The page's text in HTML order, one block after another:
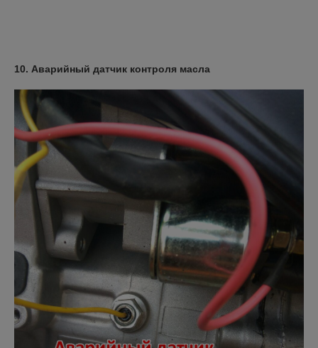
10. Аварийный датчик контроля масла